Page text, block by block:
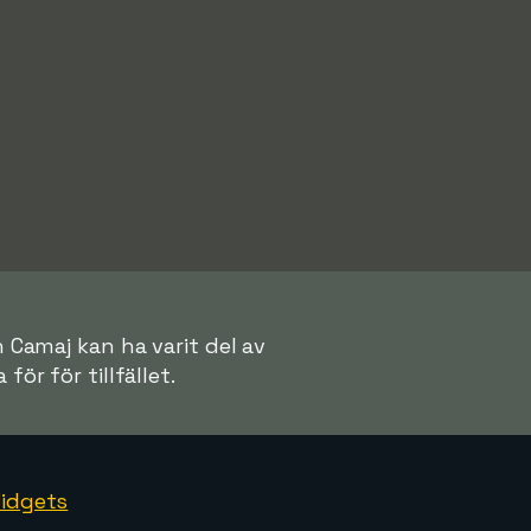
kan ha varit del av
för för tillfället.